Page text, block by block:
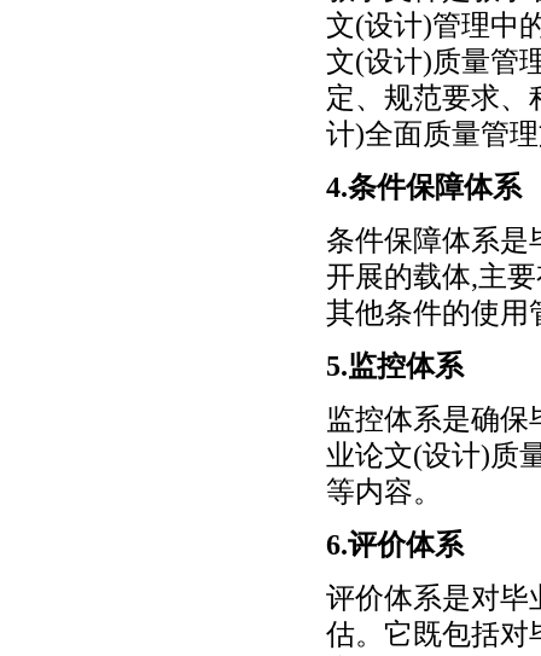
文(设计)管理中
文(设计)质量管
定、规范要求、
计)全面质量管
4.条件保障体系
条件保障体系是
开展的载体,主
其他条件的使用
5.监控体系
监控体系是确保
业论文(设计)质
等内容。
6.评价体系
评价体系是对毕
估。它既包括对